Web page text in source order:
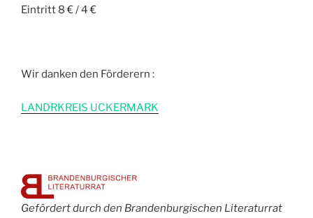
Eintritt 8 € / 4 €
Wir danken den Förderern :
LANDRKREIS UCKERMARK
Gefördert durch den Brandenburgischen Literaturrat